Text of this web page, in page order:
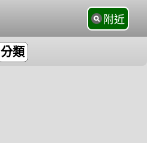
附近
分類